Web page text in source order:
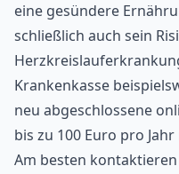
eine gesündere
schließlich auch sein
Krankenkasse
neu abgeschlossene
bis zu 100 Euro pro
Am besten